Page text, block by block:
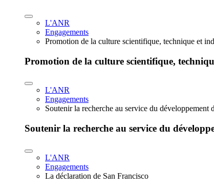
L'ANR
Engagements
Promotion de la culture scientifique, technique et
Promotion de la culture scientifique,
L'ANR
Engagements
Soutenir la recherche au service du développement
Soutenir la recherche au service du
L'ANR
Engagements
La déclaration de San Francisco